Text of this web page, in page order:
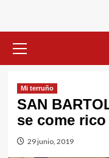
primario
Mi terruño
SAN
se come
29 junio, 2019